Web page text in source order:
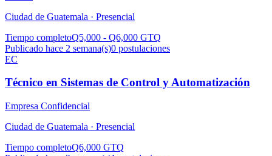
Ciudad de Guatemala · Presencial
Tiempo completoQ5,000 - Q6,000 GTQ
Publicado hace 2 semana(s)0 postulaciones
EC
Técnico en Sistemas de Control y Automatización
Empresa Confidencial
Ciudad de Guatemala · Presencial
Tiempo completoQ6,000 GTQ